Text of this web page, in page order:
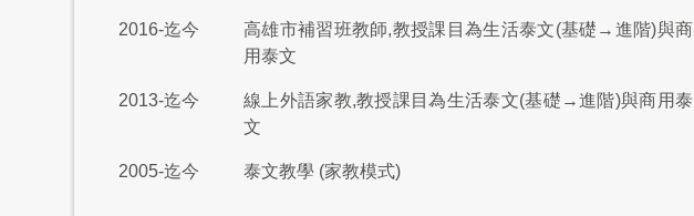
2016-迄今
高雄市補習班教師,教授課目為生活泰文(基礎→進階)與商
用泰文
2013-迄今
線上外語家教,教授課目為生活泰文(基礎→進階)與商用泰
文
2005-迄今 泰文教學 (家教模式)